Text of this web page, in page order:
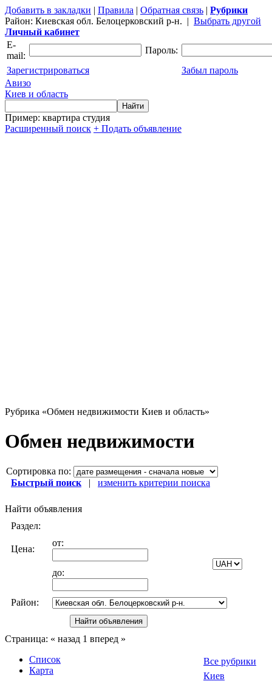
Добавить в закладки | Правила | Обратная связь | Рубрики
Район: Киевская обл. Белоцерковский р-н. | Выбрать другой
Личный кабинет
E-
mail:
Пароль:
Зарегистрироваться
Забыл пароль
Авизо
Киев и область
Пример: квартира студия
Расширенный поиск + Подать объявление
Рубрика «Обмен недвижимости Киев и область»
Обмен недвижимости
Сортировка по:
Быстрый поиск | изменить критерии поиска
Найти объявления
Раздел:
Цена:
от:
до:
Район:
Страница: « назад 1 вперед »
Список
Карта
Все рубрики
Киев